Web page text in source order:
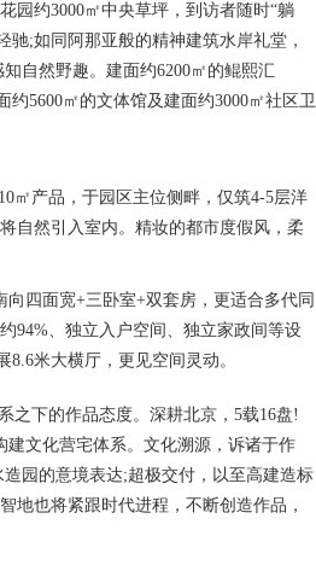
园约3000㎡中央草坪，到访者随时“躺
驰;如同阿那亚般的精神建筑水岸礼堂，
自然野趣。建面约6200㎡的鲲熙汇
5600㎡的文体馆及建面约3000㎡社区卫
产品，于园区主位侧畔，仅筑4-5层洋
自然引入室内。精妆的都市度假风，柔
四面宽+三卧室+双套房，更适合多代同
94%、独立入户空间、独立家政间等设
米大横厅，更见空间灵动。
下的作品态度。深耕北京，5载16盘!
建文化营宅体系。文化溯源，诉诸于作
园的意境表达;超极交付，以至高建造标
地也将紧跟时代进程，不断创造作品，